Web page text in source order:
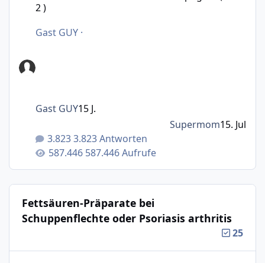
2 )
Gast GUY ·
3.823 Antworten
587.446 Aufrufe
Gast GUY15 J.
Supermom15. Jul
Fettsäuren-Präparate bei
Schuppenflechte oder Psoriasis arthritis
25